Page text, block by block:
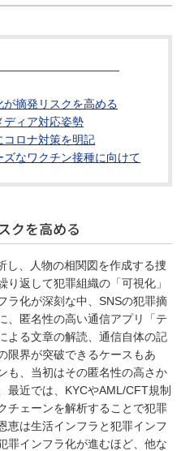
が摘発リスクを高める
ディア対応姿勢
コロナ対策を明記
ズなワクチン接種に向けて
クを高める
し、人物の相関図を作成する捜
返して犯罪組織の「可視化」
ラ化が深刻な中、SNSの犯罪摘
、匿名性の高い通信アプリ「テ
よる文章の解読、通信自体の記
限界が突破できるケースもあ
も、当初はその匿名性の高さか
最近では、KYCやAML/CFT規制
チェーンを解析することで犯罪
恵は生活インフラと犯罪インフ
罪インフラ化が進むほど、他な